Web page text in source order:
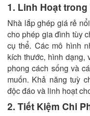
1. Linh Hoạt
Nhà lắp ghép giá rẻ
cho phép gia đình tùy
cụ thể. Các mô hình
kích thước, hình dạng,
phong cách sống và
muốn. Khả năng tuỳ
độc đáo và linh hoạt
2. Tiết Kiệm Chi